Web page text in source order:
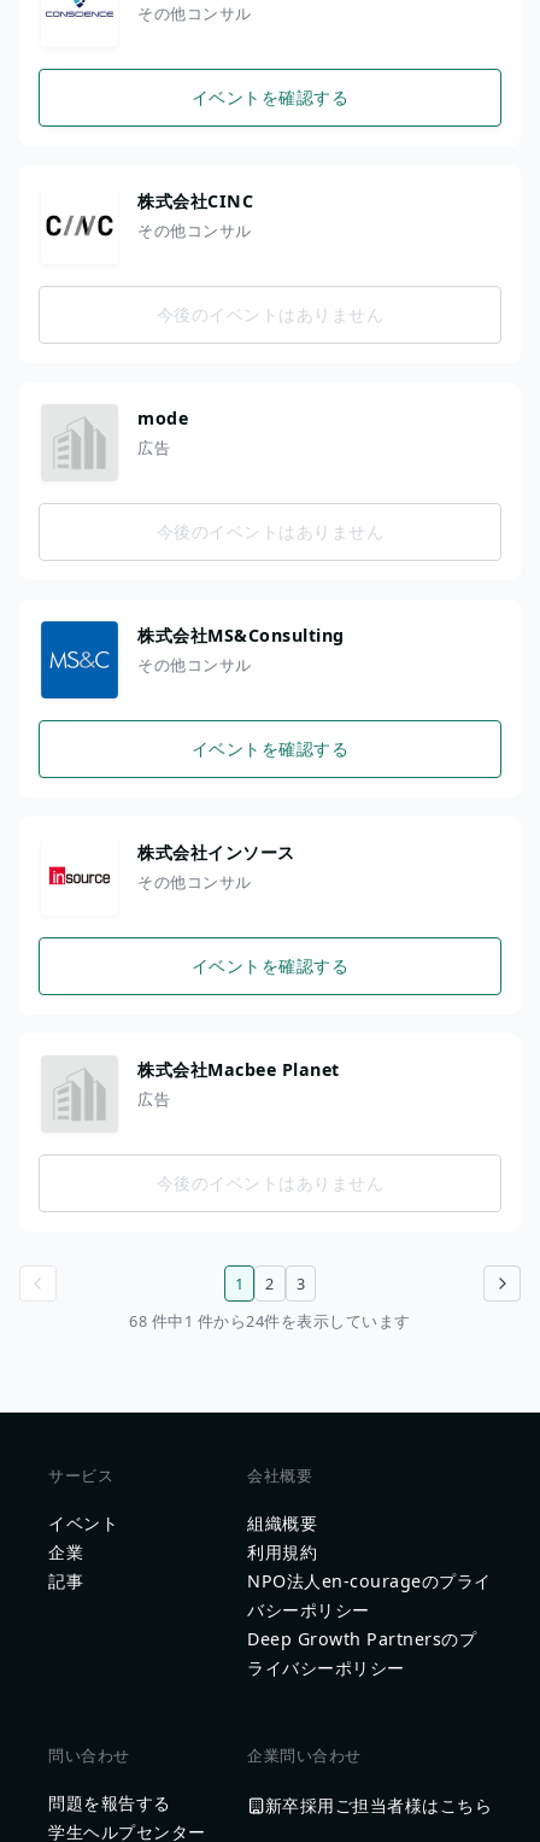
その他コンサル
イベントを確認する
株式会社CINC
その他コンサル
今後のイベントはありません
mode
広告
今後のイベントはありません
株式会社MS&Consulting
その他コンサル
イベントを確認する
株式会社インソース
その他コンサル
イベントを確認する
株式会社Macbee Planet
広告
今後のイベントはありません
次のページ
1 2
3
68 件中1 件から24件を表示しています
サービス
イベント
企業
記事
会社概要
組織概要
利用規約
NPO法人en-courageのプライ
バシーポリシー
Deep Growth Partnersのプ
ライバシーポリシー
問い合わせ
問題を報告する
学生ヘルプセンター
企業問い合わせ
新卒採用ご担当者様はこちら